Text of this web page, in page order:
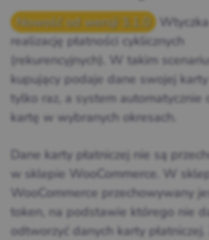
Nowość od wersji 3.1.0
realizację płatności cyklicznych
(rekurencyjnych). W takim
kupujący podaje dane swojej karty
tylko raz, a system automatycznie
kartę w wybranych okresach.
Dane karty płatniczej nie są
w sklepie WooCommerce. W
WooCommerce przechowywany
token, na podstawie którego nie
odtworzyć danych karty płatniczej.